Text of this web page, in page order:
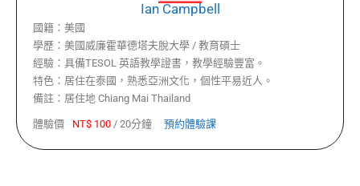
Ian Campbell
國籍： 美國
學歷： 美國威廉霍華德塔夫脫大學 / 教育碩士
經驗： 具備TESOL 英語教學證書，教學經驗豐富。
特色： 居住在泰國，熟悉亞洲文化，個性平易近人。
備註： 居住地 Chiang Mai Thailand
體驗價 NT$ 100 / 20分鐘 預約體驗課